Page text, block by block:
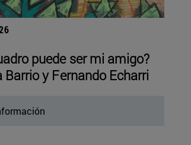
puede ser mi amigo?
Barrio y Fernando Echarri